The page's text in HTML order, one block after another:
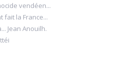
vendéen...
fait la France...
Jean Anouilh.